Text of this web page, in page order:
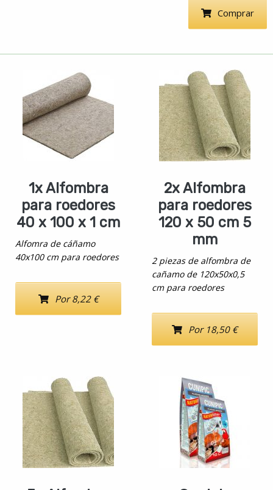
Comprar
1x Alfombra
para roedores
40 x 100 x 1 cm
Alfomra de cáñamo
40x100 cm para roedores
Por 8,22 €
2x Alfombra
para roedores
120 x 50 cm 5
mm
2 piezas de alfombra de
cañamo de 120x50x0,5
cm para roedores
Por 18,50 €